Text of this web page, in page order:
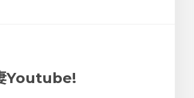
Youtube!